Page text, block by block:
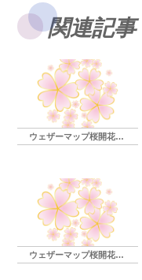
関連記事
ウェザーマップ桜開花予想
ウェザーマップ桜開花予想